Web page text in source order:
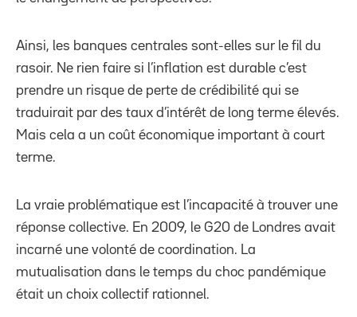
Ainsi, les banques centrales sont-elles sur le fil du
rasoir. Ne rien faire si l’inflation est durable c’est
prendre un risque de perte de crédibilité qui se
traduirait par des taux d’intérêt de long terme élevés.
Mais cela a un coût économique important à court
terme.
La vraie problématique est l’incapacité à trouver une
réponse collective. En 2009, le G20 de Londres avait
incarné une volonté de coordination. La
mutualisation dans le temps du choc pandémique
était un choix collectif rationnel.